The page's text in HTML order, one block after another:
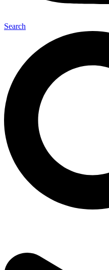
Search